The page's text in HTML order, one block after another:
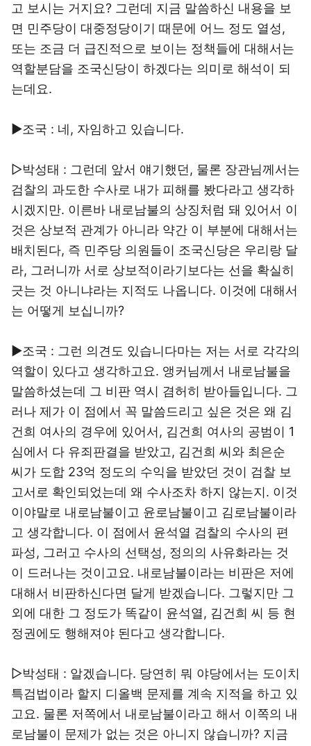
고 보시는 거지요? 그런데 지금 말씀하신 내용을 보
면 민주당이 대중정당이기 때문에 어느 정도 열성,
또는 조금 더 급진적으로 보이는 정책들에 대해서는
역할분담을 조국신당이 하겠다는 의미로 해석이 되
는데요.
▶조국 : 네, 자임하고 있습니다.
▷박성태 : 그런데 앞서 얘기했던, 물론 장관님께서는
검찰의 과도한 수사로 내가 피해를 봤다라고 생각하
시겠지만. 이른바 내로남불의 상징처럼 돼 있어서 이
것은 상보적 관계가 아니라 약간 이 부분에 대해서는
배치된다, 즉 민주당 의원들이 조국신당은 우리랑 달
라, 그러니까 서로 상보적이라기보다는 선을 확실히
긋는 것 아니냐라는 지적도 나옵니다. 이것에 대해서
는 어떻게 보십니까?
▶조국 : 그런 의견도 있습니다마는 저는 서로 각각의
역할이 있다고 생각하고요. 앵커님께서 내로남불을
말씀하셨는데 그 비판 역시 겸허히 받아들입니다. 그
러나 제가 이 점에서 꼭 말씀드리고 싶은 것은 왜 김
건희 여사의 경우에 있어서, 김건희 여사의 공범이 1
심에서 다 유죄판결을 받았고, 김건희 씨와 최은순
씨가 도합 23억 정도의 수익을 받았던 것이 검찰 보
고서로 확인되었는데 왜 수사조차 하지 않는지. 이것
이야말로 내로남불이고 윤로남불이고 김로남불이라
고 생각합니다. 이 점에서 윤석열 검찰의 수사의 편
파성, 그러고 수사의 선택성, 정의의 사유화라는 것
이 드러나는 것이고요. 내로남불이라는 비판은 저에
대해서 비판하신다면 달게 받겠습니다. 그렇지만 그
외에 대한 그 정도가 똑같이 윤석열, 김건희 씨 등 현
정권에도 행해져야 된다고 생각합니다.
▷박성태 : 알겠습니다. 당연히 뭐 야당에서는 도이치
특검법이라 할지 디올백 문제를 계속 지적을 하고 있
고요. 물론 저쪽에서 내로남불이라고 해서 이쪽의 내
로남불이 문제가 없는 것은 아니지 않습니까? 지금